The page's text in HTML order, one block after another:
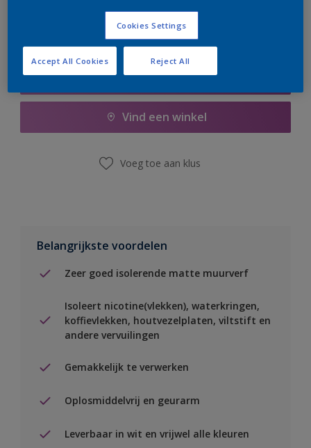
Boodschappenlijst
Vind een winkel
Voeg toe aan klus
Belangrijkste voordelen
Zeer goed isolerende matte muurverf
Isoleert nicotine(vlekken), waterkringen,
koffievlekken, houtvezelplaten, viltstift en
andere vervuilingen
Gemakkelijk te verwerken
Oplosmiddelvrij en geurarm
Leverbaar in wit en vrijwel alle kleuren
Cookies Settings
Reject All
Accept All Cookies